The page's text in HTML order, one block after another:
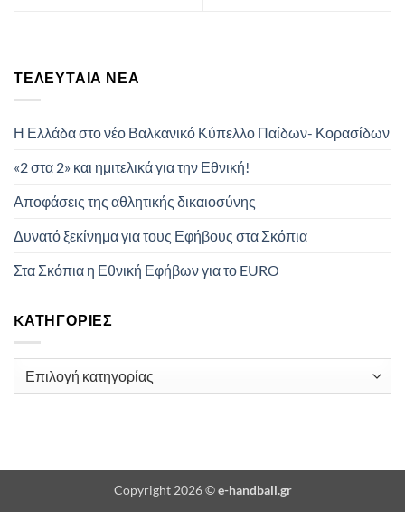
ΤΕΛΕΥΤΑΊΑ ΝΈΑ
Η Ελλάδα στο νέο Βαλκανικό Κύπελλο Παίδων- Κορασίδων
«2 στα 2» και ημιτελικά για την Εθνική!
Αποφάσεις της αθλητικής δικαιοσύνης
Δυνατό ξεκίνημα για τους Εφήβους στα Σκόπια
Στα Σκόπια η Εθνική Εφήβων για το EURO
KΑΤΗΓΟΡΊΕΣ
Kατηγορίες
Copyright 2026 ©e-handball.gr